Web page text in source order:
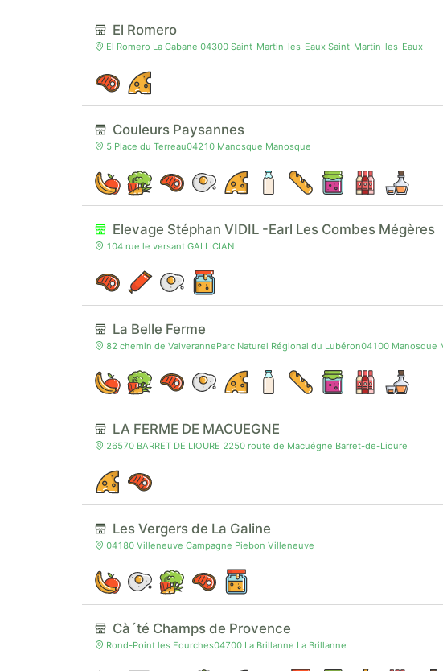
El Romero
El Romero La Cabane 04300 Saint-Martin-les-Eaux Saint-Martin-les-Eaux
Couleurs Paysannes
5 Place du Terreau04210 Manosque Manosque
Elevage Stéphan VIDIL -Earl Les Combes Mégères
104 rue le versant GALLICIAN
La Belle Ferme
82 chemin de ValveranneParc Naturel Régional du Lubéron04100 Manosque
LA FERME DE MACUEGNE
26570 BARRET DE LIOURE 2250 route de Macuégne Barret-de-Lioure
Les Vergers de La Galine
04180 Villeneuve Campagne Piebon Villeneuve
Cà´té Champs de Provence
Rond-Point les Fourches04700 La Brillanne La Brillanne